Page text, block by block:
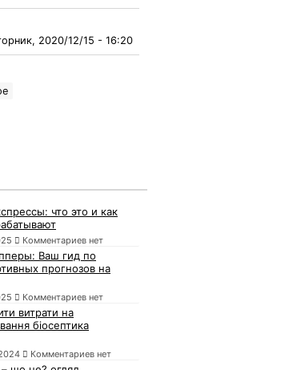
2020/12/15 - 16:20
что это и как
Комментариев нет
Ваш гид по
прогнозов на
Комментариев нет
витрати на
біосептика
Комментариев нет